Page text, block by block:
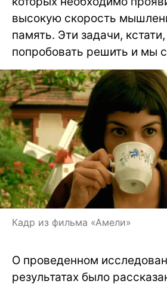
высокую скорость
память. Эти задачи,
попробовать решить и мы
Кадр из фильма «Амели»
О проведенном
результатах было